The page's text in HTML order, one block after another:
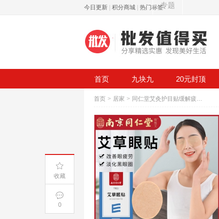
今日更新 积分商城 热门标签
首页 九块九 20元封顶
首页 > 居家 > 同仁堂艾灸护目贴缓解疲劳近视眼镜
收藏
0
专题